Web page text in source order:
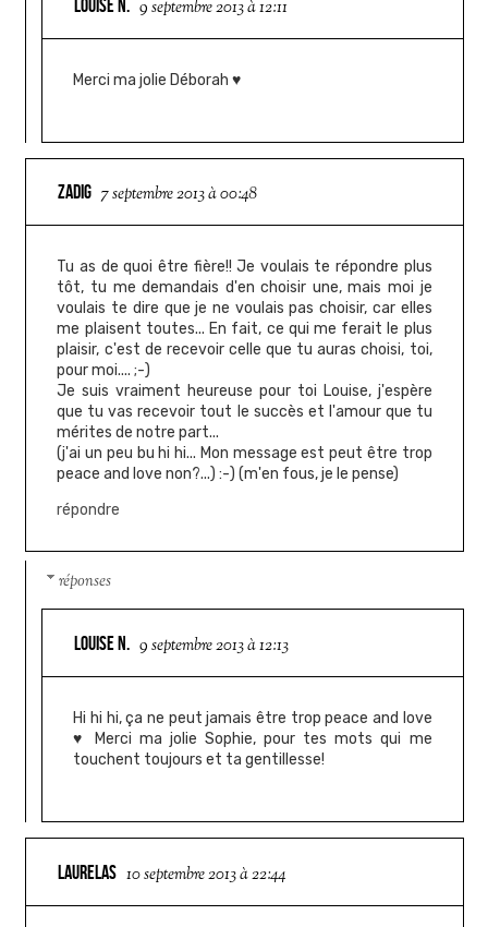
LOUISE N. 9 septembre 2013 à 12:11
Merci ma jolie Déborah ♥
ZADIG 7 septembre 2013 à 00:48
Tu as de quoi être fière!! Je voulais te répondre plus
tôt, tu me demandais d'en choisir une, mais moi je
voulais te dire que je ne voulais pas choisir, car elles
me plaisent toutes... En fait, ce qui me ferait le plus
plaisir, c'est de recevoir celle que tu auras choisi, toi,
pour moi.... ;-)
Je suis vraiment heureuse pour toi Louise, j'espère
que tu vas recevoir tout le succès et l'amour que tu
mérites de notre part...
(j'ai un peu bu hi hi... Mon message est peut être trop
peace and love non?...) :-) (m'en fous, je le pense)
répondre
réponses
LOUISE N. 9 septembre 2013 à 12:13
Hi hi hi, ça ne peut jamais être trop peace and love
♥ Merci ma jolie Sophie, pour tes mots qui me
touchent toujours et ta gentillesse!
LAURELAS 10 septembre 2013 à 22:44